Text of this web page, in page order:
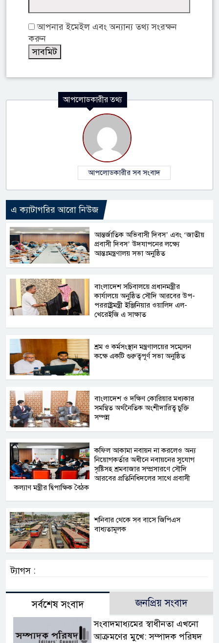
আপনার ইমেইল এবং অন্যান্য তথ্য সংরক্ষন
করুন
আপলোডকারীর তথ্য
আপলোডকারীর সব সংবাদ
এ ক্যাটাগরির আরো নিউজ
আন্তর্জাতিক অভিবাসী দিবস’ এবং ‘জাতীয়
প্রবাসী দিবস’ উদযাপনের লক্ষ্যে
আন্তঃমন্ত্রণালয় সভা অনুষ্ঠিত
বাংলাদেশ সচিবালয়ে প্রধানমন্ত্রীর
কার্যালয়ে অনুষ্ঠিত সৌদি আরবের উপ-
পররাষ্ট্রমন্ত্রী ইঞ্জিনিয়ার ওয়ালিদ এল-
খেরেইজি এ সাক্ষাত
শ্রম ও কর্মসংস্থান মন্ত্রণালয়ের সম্মেলন
কক্ষে একটি গুরুত্বপূর্ণ সভা অনুষ্ঠিত
বাংলাদেশ ও দক্ষিণ কোরিয়ার মধ্যকার
সমন্বিত অর্থনৈতিক অংশীদারিত্ব চুক্তি
সম্পন্ন
কফিল আকামা নবায়ন না করলেও অন্য
নিয়োগকর্তার অধীনে নবায়নের সুযোগ
সৃষ্টিসহ শ্রমবাজার সম্প্রসারণে সৌদি
আরবের প্রতিনিধিদলের সাথে প্রবাসী
কল্যাণ মন্ত্রীর দ্বিপাক্ষিক বৈঠক
শনিবার থেকে সব বাসে জিপিএস
বাধ্যতামূলক
ট্যাগস :
সর্বশেষ সংবাদ জনপ্রিয় সংবাদ
সংবাদমাধ্যমের স্বাধীনতা এখনো
আক্রমণের মুখে: সম্পাদক পরিষদ